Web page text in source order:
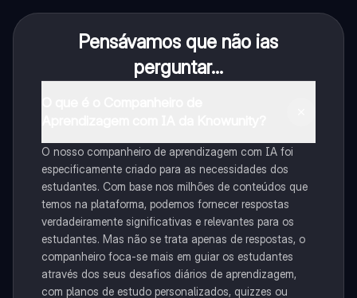
Pensávamos que não ias
perguntar...
O nosso companheiro de aprendizagem com IA foi
especificamente criado para as necessidades dos
estudantes. Com base nos milhões de conteúdos que
temos na plataforma, podemos fornecer respostas
verdadeiramente significativas e relevantes para os
estudantes. Mas não se trata apenas de respostas, o
companheiro foca-se mais em guiar os estudantes
através dos seus desafios diários de aprendizagem,
com planos de estudo personalizados, quizzes ou